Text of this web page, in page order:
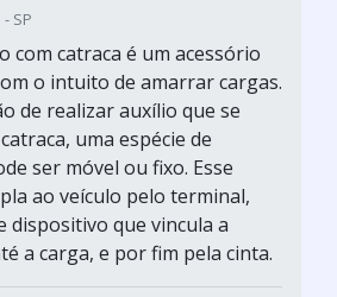
SP
com catraca é um acessório
o intuito de amarrar cargas.
de realizar auxílio que se
uma espécie de
ser móvel ou fixo. Esse
ao veículo pelo terminal,
dispositivo que vincula a
a carga, e por fim pela cinta.